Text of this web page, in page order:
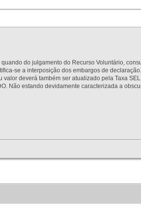
do julgamento do Recurso Voluntário,
se a interposição dos embargos de
deverá também ser atualizado pela Taxa
Não estando devidamente caracterizada a